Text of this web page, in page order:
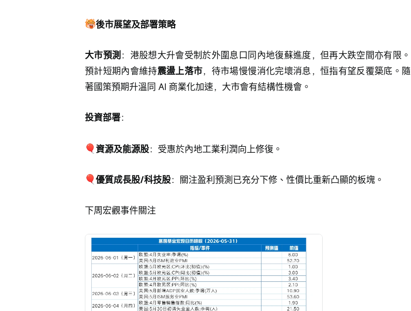
後市展望及部署策略
大市預測 ：港股想大升會受制於外圍息口同內地復蘇進度，但再大跌空間亦有限。
預計短期內會維持震盪上落市，待市場慢慢消化完壞消息，恒指有望反覆築底。隨
著國策預期升溫同 AI 商業化加速，大市會有結構性機會。
投資部署：
資源及能源股：受惠於內地工業利潤向上修復。
優質成長股/科技股：關注盈利預測已充分下修、性價比重新凸顯的板塊。
下周宏觀事件關注